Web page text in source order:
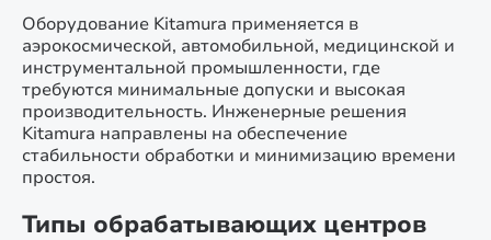
Оборудование Kitamura применяется в
аэрокосмической, автомобильной, медицинской и
инструментальной промышленности, где
требуются минимальные допуски и высокая
производительность. Инженерные решения
Kitamura направлены на обеспечение
стабильности обработки и минимизацию времени
простоя.
Типы обрабатывающих центров